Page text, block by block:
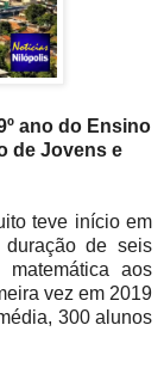
ano do Ensino
de Jovens e
teve início em
duração de seis
aos
vez em 2019
300 alunos